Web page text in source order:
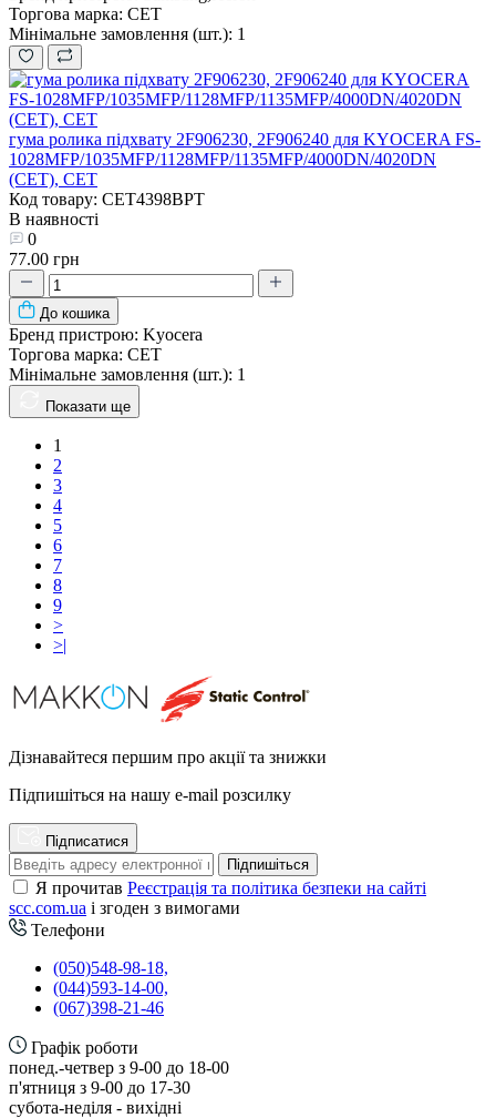
Торгова марка: CET
Мінімальне замовлення (шт.): 1
гума ролика підхвату 2F906230, 2F906240 для KYOCERA FS-
1028MFP/1035MFP/1128MFP/1135MFP/4000DN/4020DN
(CET), CET
Код товару: CET4398BPT
В наявності
0
77.00 грн
До кошика
Бренд пристрою: Kyocera
Торгова марка: CET
Мінімальне замовлення (шт.): 1
Показати ще
1
2
3
4
5
6
7
8
9
>
>|
Дізнавайтеся першим про акції та знижки
Підпишіться на нашу e-mail розсилку
Підписатися
Підпишіться
Я прочитав Реєстрація та політика безпеки на сайті
scc.com.ua і згоден з вимогами
Телефони
(050)548-98-18,
(044)593-14-00,
(067)398-21-46
Графік роботи
понед.-четвер з 9-00 до 18-00
п'ятниця з 9-00 до 17-30
cубота-неділя - вихідні